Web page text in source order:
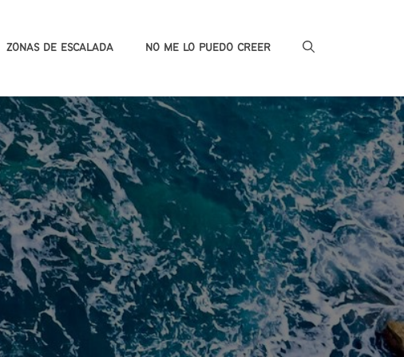
ZONAS DE ESCALADA NO ME LO PUEDO CREER